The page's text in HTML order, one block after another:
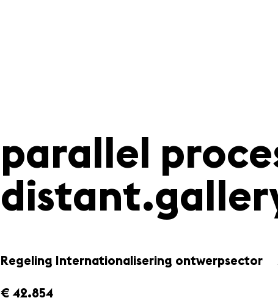
parallel
Regeling Internationalisering ontwerpsector
amount_issued:
€ 42.854